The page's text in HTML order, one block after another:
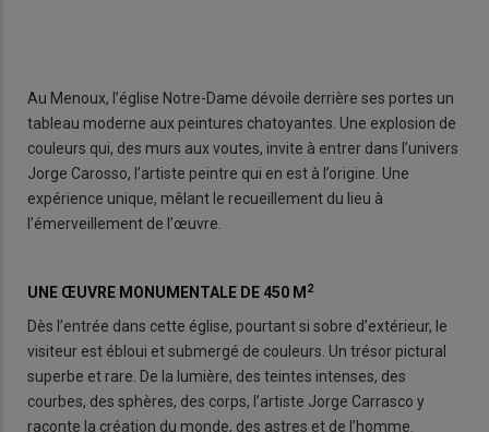
Au Menoux, l’église Notre-Dame dévoile derrière ses portes un
tableau moderne aux peintures chatoyantes. Une explosion de
couleurs qui, des murs aux voutes, invite à entrer dans l’univers
Jorge Carosso, l’artiste peintre qui en est à l’origine. Une
expérience unique, mêlant le recueillement du lieu à
l’émerveillement de l’œuvre.
UNE ŒUVRE MONUMENTALE DE 450 M 2
Dès l’entrée dans cette église, pourtant si sobre d’extérieur, le
visiteur est ébloui et submergé de couleurs. Un trésor pictural
superbe et rare. De la lumière, des teintes intenses, des
courbes, des sphères, des corps, l’artiste Jorge Carrasco y
raconte la création du monde, des astres et de l’homme.